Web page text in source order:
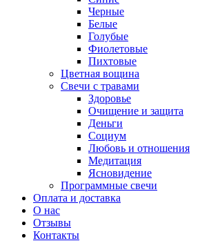
Черные
Белые
Голубые
Фиолетовые
Пихтовые
Цветная вощина
Свечи с травами
Здоровье
Очищение и защита
Деньги
Социум
Любовь и отношения
Медитация
Ясновидение
Программные свечи
Оплата и доставка
О нас
Отзывы
Контакты